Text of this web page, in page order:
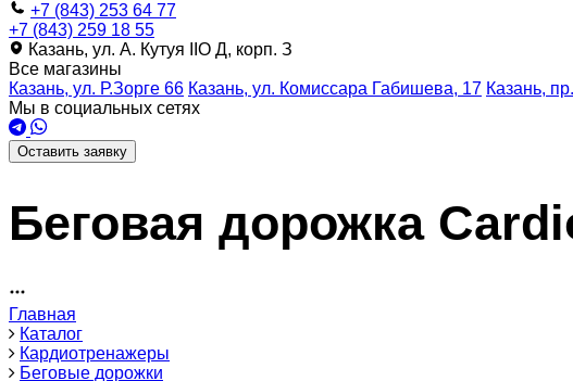
+7 (843) 253 64 77
+7 (843) 259 18 55
Казань, ул. А. Кутуя IIO Д, корп. З
Все магазины
Казань, ул. Р.Зорге 66 Казань, ул. Комиссара Габишева, 17 Казань,
Мы в социальных сетях
Оставить заявку
Беговая дорожка
Главная
Каталог
Кардиотренажеры
Беговые дорожки